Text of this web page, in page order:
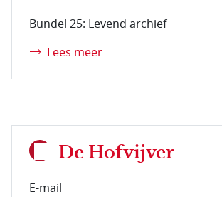
Bundel 25: Levend archief
Lees meer
De Hofvijver
E-mail